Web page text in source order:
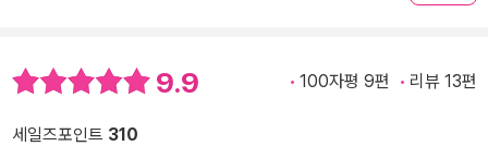
9.9 100자평 9편 리뷰 13편
세일즈포인트 310